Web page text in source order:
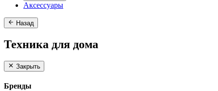
Аксессуары
Назад
Техника для дома
Закрыть
Бренды